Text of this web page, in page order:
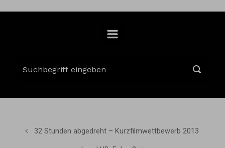
32 Stunden abgedreht – Kurzfilmwettbewerb 2013